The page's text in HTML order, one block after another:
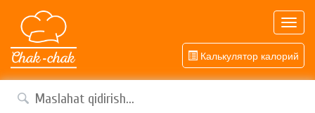
Калькулятор калорий